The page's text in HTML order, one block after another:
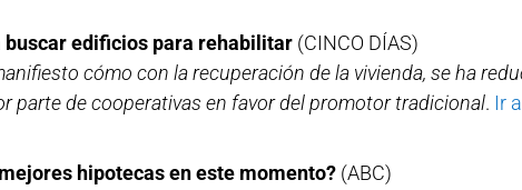
buscar edificios para rehabilitar (CINCO DÍAS)
cómo con la recuperación de la vivienda, se ha
parte de cooperativas en favor del promotor tradicional. Ir
hipotecas en este momento? (ABC)